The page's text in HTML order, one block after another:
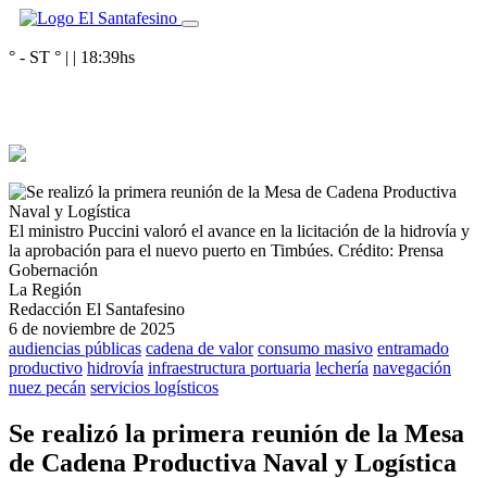
° - ST ° | | 18:39hs
El ministro Puccini valoró el avance en la licitación de la hidrovía y
la aprobación para el nuevo puerto en Timbúes. Crédito: Prensa
Gobernación
La Región
Redacción El Santafesino
6 de noviembre de 2025
audiencias públicas cadena de valor consumo masivo entramado
productivo hidrovía infraestructura portuaria lechería navegación
nuez pecán servicios logísticos
Se realizó la primera reunión de la Mesa
de Cadena Productiva Naval y Logística